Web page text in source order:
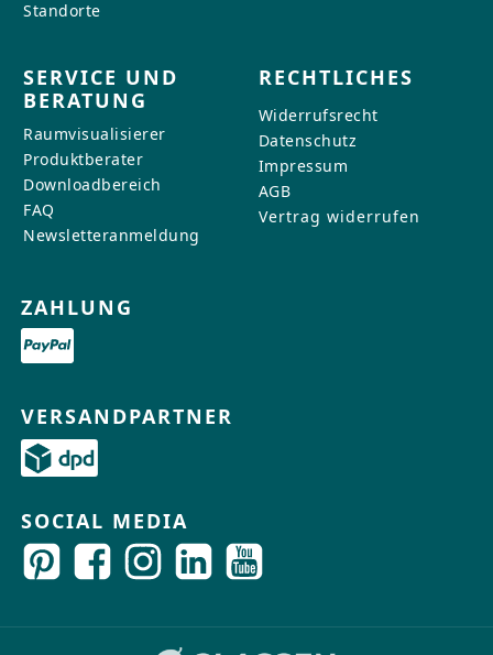
Standorte
SERVICE UND
BERATUNG
Raumvisualisierer
Produktberater
Downloadbereich
FAQ
Newsletteranmeldung
RECHTLICHES
Widerrufsrecht
Datenschutz
Impressum
AGB
Vertrag widerrufen
ZAHLUNG
VERSANDPARTNER
SOCIAL MEDIA